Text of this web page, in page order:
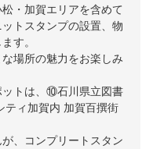
・加賀エリアを含めて
トスタンプの設置、物
す。
場所の魅力をお楽しみ
トは、⑩石川県立図書
ィ加賀内 加賀百撰街
、コンプリートスタン